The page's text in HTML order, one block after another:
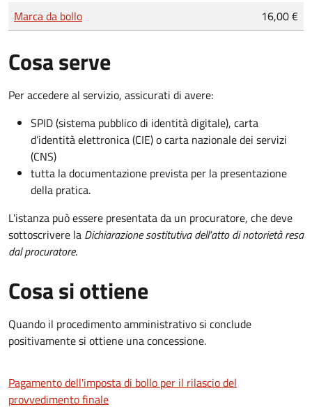
Tipo di pagamento
Importo
Marca da bollo 16,00 €
Cosa serve
Per accedere al servizio, assicurati di avere:
SPID (sistema pubblico di identità digitale), carta
d’identità elettronica (CIE) o carta nazionale dei servizi
(CNS)
tutta la documentazione prevista per la presentazione
della pratica.
L'istanza può essere presentata da un procuratore, che deve
sottoscrivere la Dichiarazione sostitutiva dell'atto di notorietà resa
dal procuratore.
Cosa si ottiene
Quando il procedimento amministrativo si conclude
positivamente si ottiene una concessione.
Pagamento dell'imposta di bollo per il rilascio del
provvedimento finale